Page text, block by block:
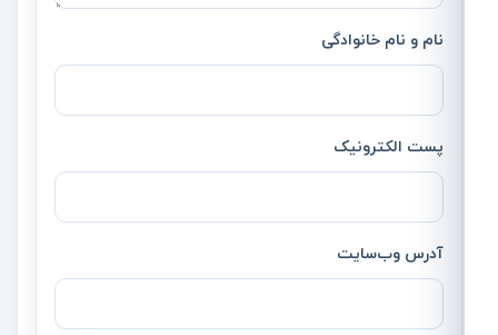
نام و نام خانوادگی
پست الکترونیک
آدرس وب‌سایت